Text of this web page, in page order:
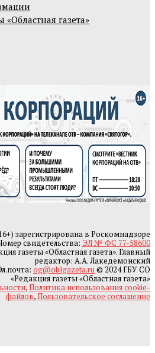
газета»
зарегистрирована в Роскомнадзоре
свидетельства: ЭЛ № ФС 77-58600
газеты «Областная газета». Главный
редактор: А.А. Лакедемонский
og@oblgazeta.ru© 2024 ГБУ СО
«Редакция газеты «Областная газета»
,Политика использования cookie-
файлов,Пользовательское соглашение